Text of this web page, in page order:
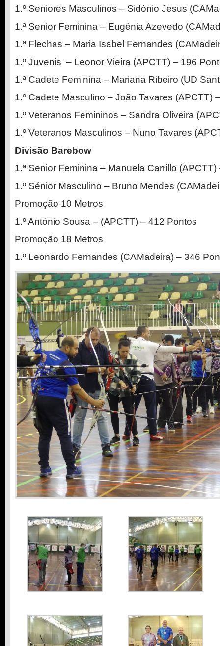
1.º Seniores Masculinos – Sidónio Jesus
1.ª Senior Feminina – Eugénia Azevedo
1.ª Flechas – Maria Isabel Fernandes
1.º Juvenis – Leonor Vieira (APCTT) – 196
1.ª Cadete Feminina – Mariana Ribeiro (UD
1.º Cadete Masculino – João Tavares (APCTT)
1.º Veteranos Femininos – Sandra Oliveira
1.º Veteranos Masculinos – Nuno Tavares
Divisão Barebow
1.ª Senior Feminina – Manuela Carrillo
1.º Sénior Masculino – Bruno Mendes
Promoção 10 Metros
1.º António Sousa – (APCTT) – 412 Pontos
Promoção 18 Metros
1.º Leonardo Fernandes (CAMadeira) – 346